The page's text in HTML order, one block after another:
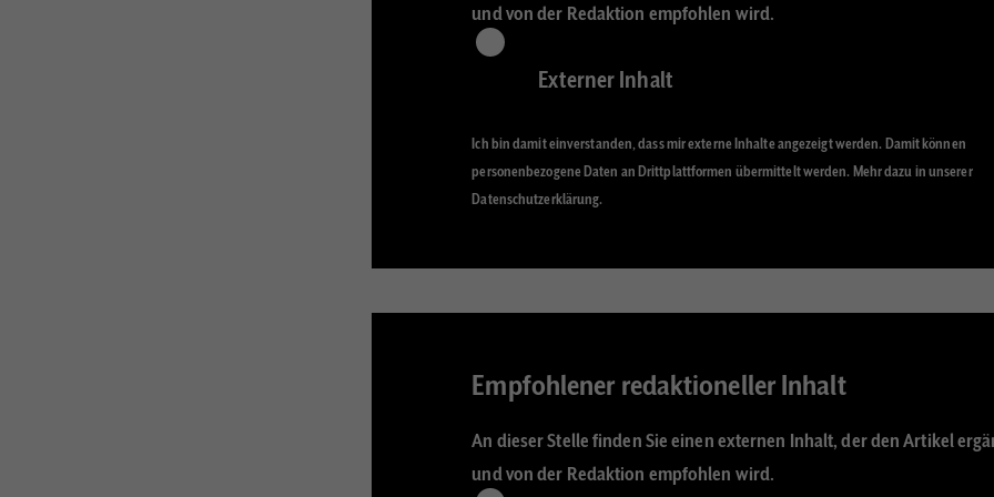
und von der Redaktion empfohlen wird.
Externer Inhalt
Ich bin damit einverstanden, dass mir externe Inhalte angezeigt werden. Damit können
personenbezogene Daten an Drittplattformen übermittelt werden. Mehr dazu in unserer
Datenschutzerklärung.
Empfohlener redaktioneller Inhalt
An dieser Stelle finden Sie einen externen Inhalt, der den Artikel
und von der Redaktion empfohlen wird.